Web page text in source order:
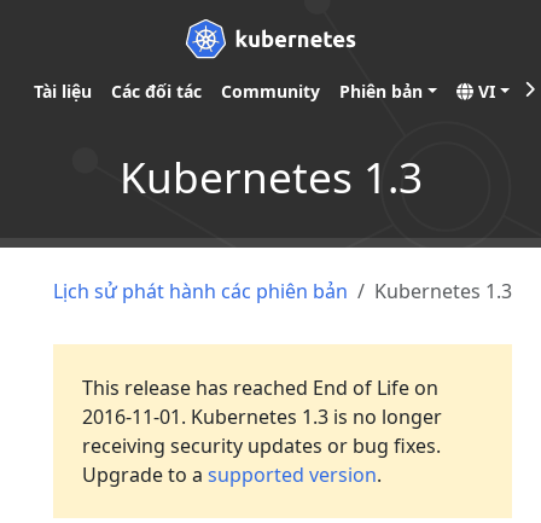
Tài liệu Các đối tác Community Phiên bản VI
Kubernetes 1.3
Lịch sử phát hành các phiên bản Kubernetes 1.3
This release has reached End of Life on
2016-11-01. Kubernetes 1.3 is no longer
receiving security updates or bug fixes.
Upgrade to a supported version.